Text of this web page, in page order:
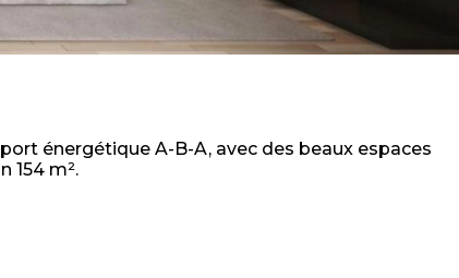
énergétique A-B-A, avec des beaux espaces
154 m².